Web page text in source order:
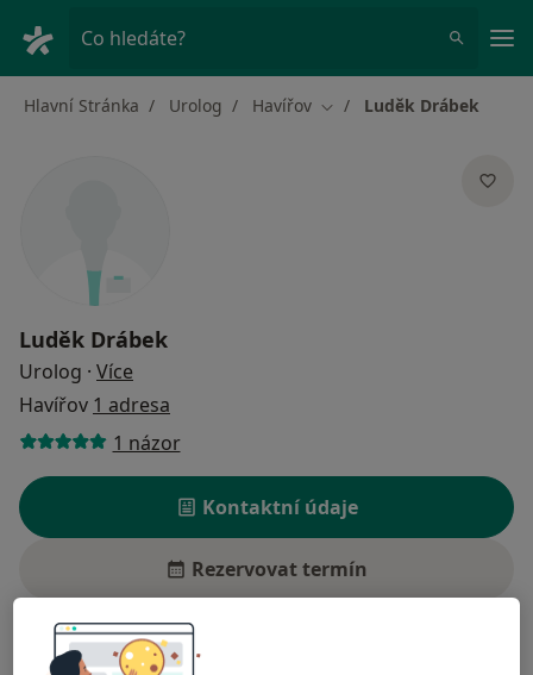
Co hledáte?
Hlavní Stránka Urolog Havířov Změna města
Luděk Drábek
Luděk Drábek
Urolog · Více
Havířov 1 adresa
1 názor
Kontaktní údaje
Rezervovat termín
Ceník Adresy